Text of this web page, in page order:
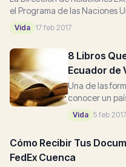
el Programa de las Naciones
realizó un "Estudio sobre los
Vida 17 feb 2017
8 Libros
Ecuador de
Una de las
conocer un
literatura. No
mudarse" o de
Vida 5 feb 2017
Cómo Recibir Tus
FedEx Cuenca